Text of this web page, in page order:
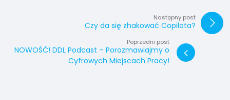
Następny post
Czy da się zhakować Copilota?
Poprzedni post
NOWOŚĆ! DDL Podcast – Porozmawiajmy o
Cyfrowych Miejscach Pracy!